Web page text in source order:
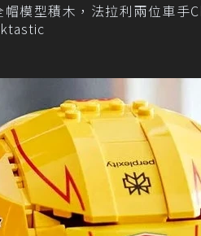
模型積木，法拉利兩位車